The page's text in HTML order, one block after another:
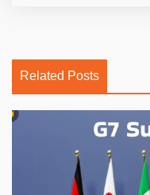
Related Posts